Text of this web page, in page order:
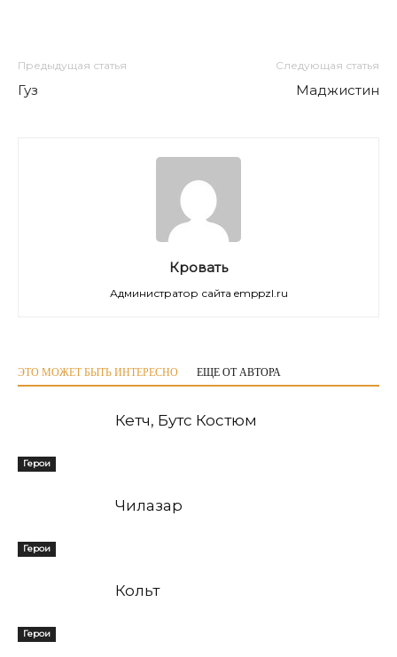
Предыдущая статья
Гуз
Следующая статья
Маджистин
Кровать
Администратор сайта emppzl.ru
ЭТО МОЖЕТ БЫТЬ ИНТЕРЕСНО ЕЩЕ ОТ АВТОРА
Герои
Кетч, Бутс Костюм
Герои
Чилазар
Герои
Кольт